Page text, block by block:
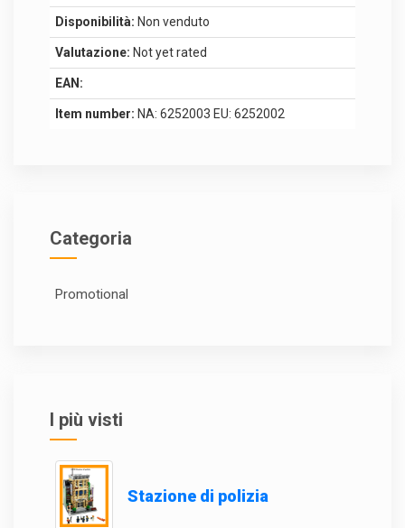
Disponibilità: Non venduto
Valutazione: Not yet rated
EAN:
Item number: NA: 6252003 EU: 6252002
Categoria
Promotional
I più visti
Stazione di polizia